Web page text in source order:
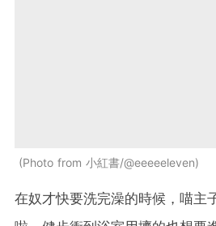
Photo from 小紅書/@eeeeeleven
在奴才快要洗完澡的時候，喵主